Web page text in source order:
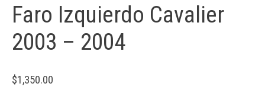
Faro Izquierdo Cavalier
2003 – 2004
$1,350.00